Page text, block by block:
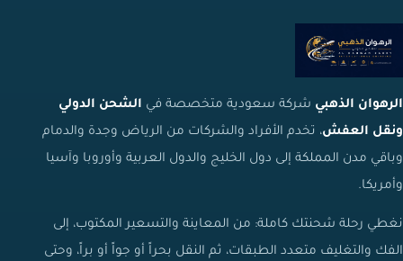
الرهوان الذهبي شركة سعودية متخصصة في الشحن الدولي
ونقل العفش، تخدم الأفراد والشركات من الرياض وجدة والدمام
وباقي مدن المملكة إلى دول الخليج والدول العربية وأوروبا وآسيا
وأمريكا.
نغطي رحلة شحنتك كاملة: من المعاينة والتسعير المكتوب، إلى
الفك والتغليف متعدد الطبقات، ثم النقل بحراً أو جواً أو براً، وحتى